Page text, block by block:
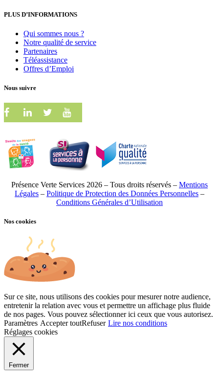
PLUS D’INFORMATIONS
Qui sommes nous ?
Notre qualité de service
Partenaires
Téléassistance
Offres d’Emploi
Nous suivre
Présence Verte Services 2026 – Tous droits réservés – Mentions
Légales – Politique de Protection des Données Personnelles –
Conditions Générales d’Utilisation
Nos cookies
Sur ce site, nous utilisons des cookies pour mesurer notre audience,
entretenir la relation avec vous et permettre un affichage plus fluide
de nos pages. Vous pouvez sélectionner ici ceux que vous autorisez.
Paramètres Accepter toutRefuser Lire nos conditions
Réglages cookies
Fermer